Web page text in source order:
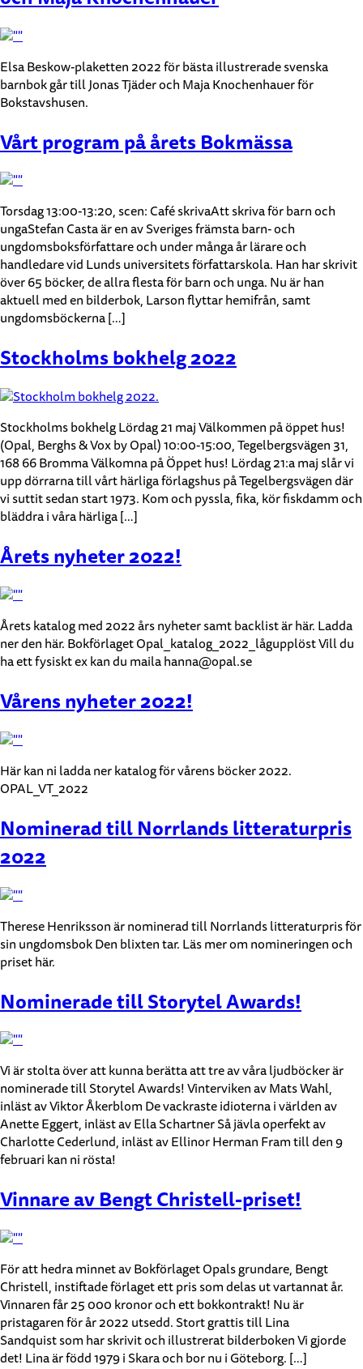
Elsa Beskow-plaketten 2022 för bästa illustrerade svenska
barnbok går till Jonas Tjäder och Maja Knochenhauer för
Bokstavshusen.
Vårt program på årets Bokmässa
Torsdag 13:00-13:20, scen: Café skrivaAtt skriva för barn och
ungaStefan Casta är en av Sveriges främsta barn- och
ungdomsboksförfattare och under många år lärare och
handledare vid Lunds universitets författarskola. Han har skrivit
över 65 böcker, de allra flesta för barn och unga. Nu är han
aktuell med en bilderbok, Larson flyttar hemifrån, samt
ungdomsböckerna […]
Stockholms bokhelg 2022
Stockholms bokhelg Lördag 21 maj Välkommen på öppet hus!
(Opal, Berghs & Vox by Opal) 10:00-15:00, Tegelbergsvägen 31,
168 66 Bromma Välkomna på Öppet hus! Lördag 21:a maj slår vi
upp dörrarna till vårt härliga förlagshus på Tegelbergsvägen där
vi suttit sedan start 1973. Kom och pyssla, fika, kör fiskdamm och
bläddra i våra härliga […]
Årets nyheter 2022!
Årets katalog med 2022 års nyheter samt backlist är här. Ladda
ner den här. Bokförlaget Opal_katalog_2022_lågupplöst Vill du
ha ett fysiskt ex kan du maila hanna@opal.se
Vårens nyheter 2022!
Här kan ni ladda ner katalog för vårens böcker 2022.
OPAL_VT_2022
Nominerad till Norrlands litteraturpris
2022
Therese Henriksson är nominerad till Norrlands litteraturpris för
sin ungdomsbok Den blixten tar. Läs mer om nomineringen och
priset här.
Nominerade till Storytel Awards!
Vi är stolta över att kunna berätta att tre av våra ljudböcker är
nominerade till Storytel Awards! Vinterviken av Mats Wahl,
inläst av Viktor Åkerblom De vackraste idioterna i världen av
Anette Eggert, inläst av Ella Schartner Så jävla operfekt av
Charlotte Cederlund, inläst av Ellinor Herman Fram till den 9
februari kan ni rösta!
Vinnare av Bengt Christell-priset!​
För att hedra minnet av Bokförlaget Opals grundare, Bengt
Christell, instiftade förlaget ett pris som delas ut vartannat år.
Vinnaren får 25 000 kronor och ett bokkontrakt! Nu är
pristagaren för år 2022 utsedd. Stort grattis till Lina
Sandquist som har skrivit och illustrerat bilderboken Vi gjorde
det! Lina är född 1979 i Skara och bor nu i Göteborg. […]